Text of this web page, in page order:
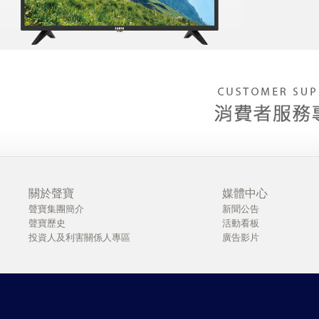
關於聲寶
聲寶集團簡介
聲寶歷史
投資人及利害關係人專區
媒體中心
新聞公告
活動看板
廣告影片